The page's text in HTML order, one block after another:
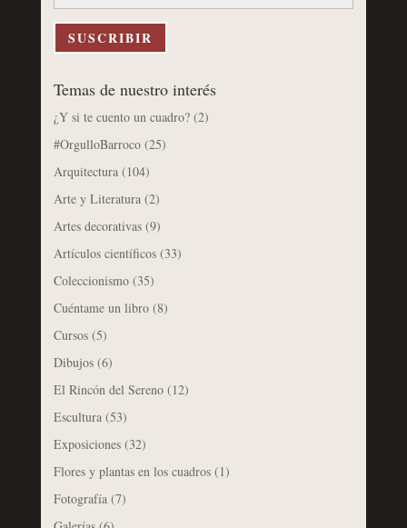
correo
electrónico
SUSCRIBIR
Temas de nuestro interés
¿Y si te cuento un cuadro?(2)
#OrgulloBarroco(25)
Arquitectura(104)
Arte y Literatura(2)
Artes decorativas(9)
Artículos científicos(33)
Coleccionismo(35)
Cuéntame un libro(8)
Cursos(5)
Dibujos(6)
El Rincón del Sereno(12)
Escultura(53)
Exposiciones(32)
Flores y plantas en los cuadros(1)
Fotografía(7)